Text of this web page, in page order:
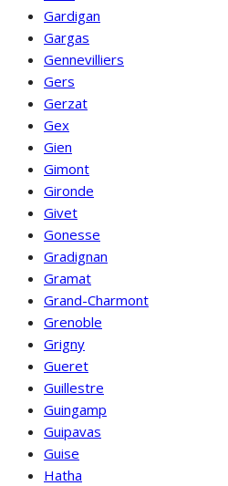
Gardigan
Gargas
Gennevilliers
Gers
Gerzat
Gex
Gien
Gimont
Gironde
Givet
Gonesse
Gradignan
Gramat
Grand-Charmont
Grenoble
Grigny
Gueret
Guillestre
Guingamp
Guipavas
Guise
Hatha